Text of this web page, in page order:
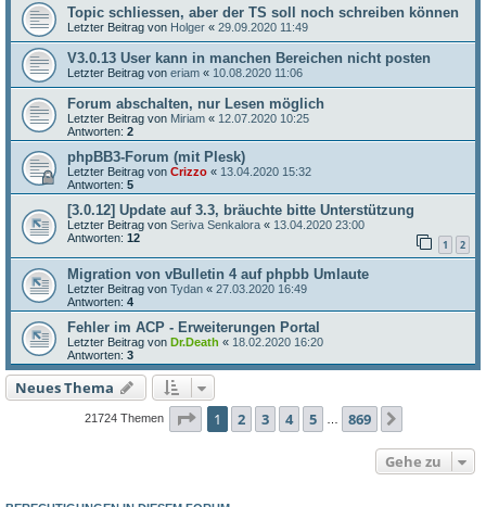
Topic schliessen, aber der TS soll noch schreiben können
Letzter Beitrag von Holger « 29.09.2020 11:49
V3.0.13 User kann in manchen Bereichen nicht posten
Letzter Beitrag von eriam « 10.08.2020 11:06
Forum abschalten, nur Lesen möglich
Letzter Beitrag von Miriam « 12.07.2020 10:25
Antworten: 2
phpBB3-Forum (mit Plesk)
Letzter Beitrag von Crizzo « 13.04.2020 15:32
Antworten: 5
[3.0.12] Update auf 3.3, bräuchte bitte Unterstützung
Letzter Beitrag von Seriva Senkalora « 13.04.2020 23:00
Antworten: 12 1 2
Migration von vBulletin 4 auf phpbb Umlaute
Letzter Beitrag von Tydan « 27.03.2020 16:49
Antworten: 4
Fehler im ACP - Erweiterungen Portal
Letzter Beitrag von Dr.Death « 18.02.2020 16:20
Antworten: 3
Neues Thema
21724 Themen Seite 1von 869
1 2 3 4 5 869
Gehe zu